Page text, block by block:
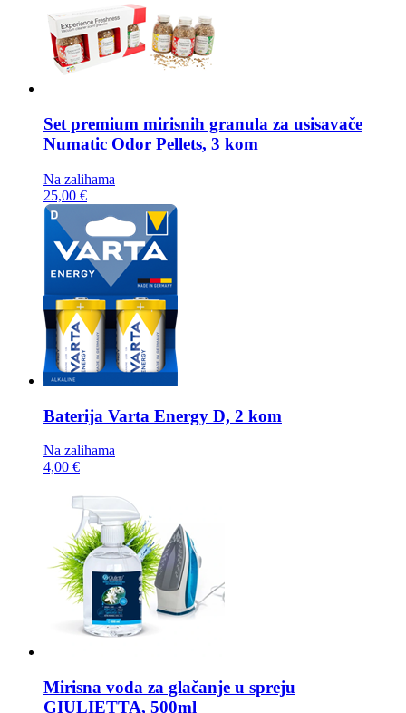
Set premium mirisnih granula za usisavače
Numatic Odor Pellets, 3 kom
Na zalihama
25,00 €
Baterija Varta Energy D, 2 kom
Na zalihama
4,00 €
Mirisna voda za glačanje u spreju
GIULIETTA, 500ml